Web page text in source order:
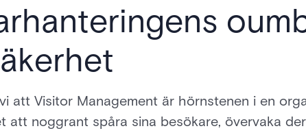
att Visitor Management är hörnstenen i en
att noggrant spåra sina besökare, övervaka